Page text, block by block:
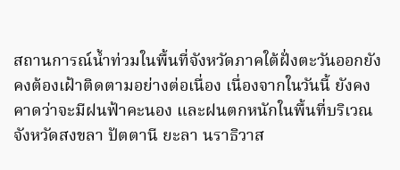
สถานการณ์น้ำท่วมในพื้นที่จังหวัดภาคใต้ฝั่งตะวันออกยัง
คงต้องเฝ้าติดตามอย่างต่อเนื่อง เนื่องจากในวันนี้ ยังคง
คาดว่าจะมีฝนฟ้าคะนอง และฝนตกหนักในพื้นที่บริเวณ
จังหวัดสงขลา ปัตตานี ยะลา นราธิวาส